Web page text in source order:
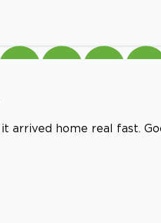
arrived home real fast.